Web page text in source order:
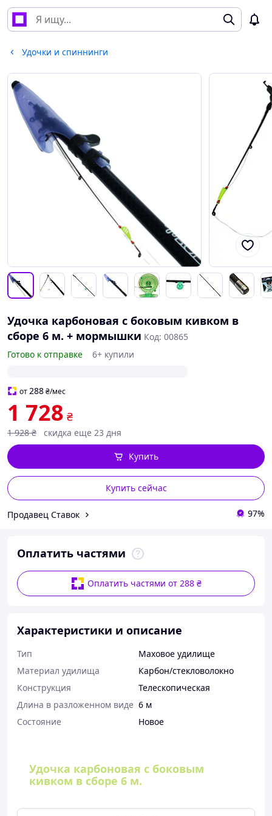
Удочки и спиннинги
Удочка карбоновая с боковым кивком в
сборе 6 м. + мормышки Код: 00865
Готово к отправке
6+ купили
от288₴/мес
1 728 ₴
1 928 ₴ скидка еще 23 дня
Купить сейчас
Купить
Продавец Ставок 97%
Оплатить частями
Оплатить частями от 288 ₴
Характеристики и описание
Тип
Маховое удилище
Материал удилища
Карбон/стекловолокно
Конструкция
Телескопическая
Длина в разложенном виде 6 м
Состояние
Новое
Удочка карбоновая с боковым
кивком в сборе 6 м.
Комплектация: 1)Удочка телескопическая в сборе